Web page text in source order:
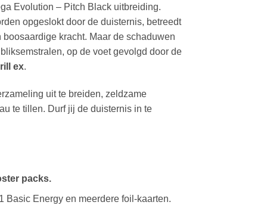
Evolution – Pitch Black uitbreiding.
opgeslokt door de duisternis, betreedt
kracht. Maar de schaduwen
op de voet gevolgd door de
ex.
uit te breiden, zeldzame
te tillen. Durf jij de duisternis in te
packs.
Basic Energy en meerdere foil-kaarten.